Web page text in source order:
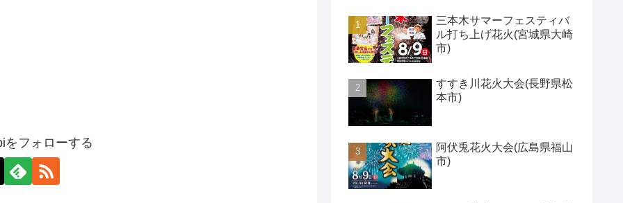
をフォローする
三本木サマーフェスティバ
ル打ち上げ花火(宮城県大崎
市)
すすき川花火大会(長野県松
本市)
阿伏兎花火大会(広島県福山
市)